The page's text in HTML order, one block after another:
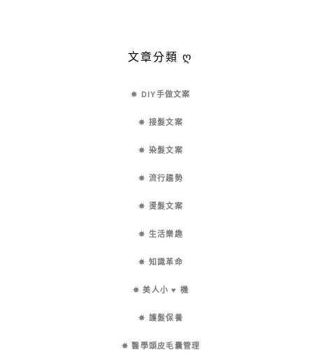
文章分類 ღ
✵ DIY手做文案
✵ 接髮文案
✵ 染髮文案
✵ 流行趨勢
✵ 燙髮文案
✵ 生活樂趣
✵ 知識革命
✵ 美人小 ♥ 機
✵ 護髮保養
✵ 醫學頭皮毛囊管理